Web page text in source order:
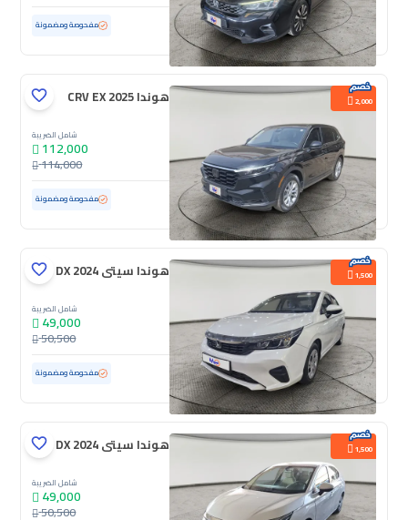
مستعملة 51,193 كم مفحوصة ومضمونة
2,000 هوندا CRV EX 2025
شامل الضريبة
112,000
114,000
مستعملة 23,699 كم ممشى قليل مفحوصة ومضمونة
1,500 هوندا سيتى DX 2024
شامل الضريبة
49,000
50,500
مستعملة 100,069 كم مفحوصة ومضمونة
1,500 هوندا سيتى DX 2024
شامل الضريبة
49,000
50,500